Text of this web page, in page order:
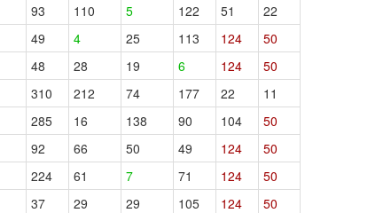
93 110 5 122 51
22
49 4 25 113 124
50
48 28 19 6 124
50
310 212 74 177 22
11
285 16 138 90 104
50
92 66 50 49 124
50
224 61 7 71 124
50
37 29 29 105 124
50